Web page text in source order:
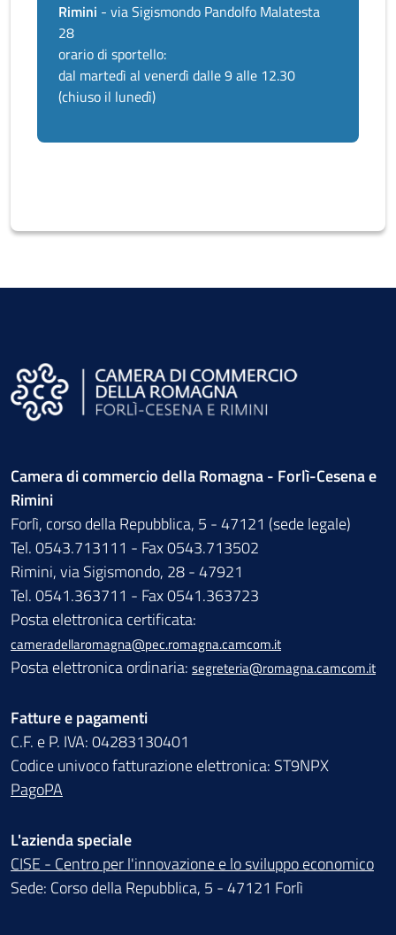
Rimini - via Sigismondo Pandolfo Malatesta
28
orario di sportello:
dal martedì al venerdì dalle 9 alle 12.30
(chiuso il lunedì)
Camera di commercio della Romagna - Forlì-Cesena e
Rimini
Forlì, corso della Repubblica, 5 - 47121 (sede legale)
Tel. 0543.713111 - Fax 0543.713502
Rimini, via Sigismondo, 28 - 47921
Tel. 0541.363711 - Fax 0541.363723
Posta elettronica certificata:
cameradellaromagna@pec.romagna.camcom.it
Posta elettronica ordinaria: segreteria@romagna.camcom.it
Fatture e pagamenti
C.F. e P. IVA: 04283130401
Codice univoco fatturazione elettronica: ST9NPX
PagoPA
L'azienda speciale
CISE - Centro per l'innovazione e lo sviluppo economico
Sede: Corso della Repubblica, 5 - 47121 Forlì